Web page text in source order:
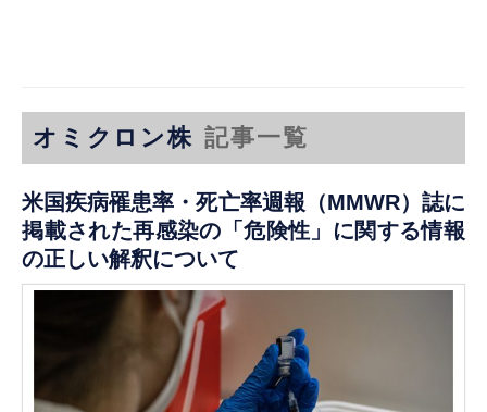
オミクロン株 記事一覧
米国疾病罹患率・死亡率週報（MMWR）誌に
掲載された再感染の「危険性」に関する情報
の正しい解釈について